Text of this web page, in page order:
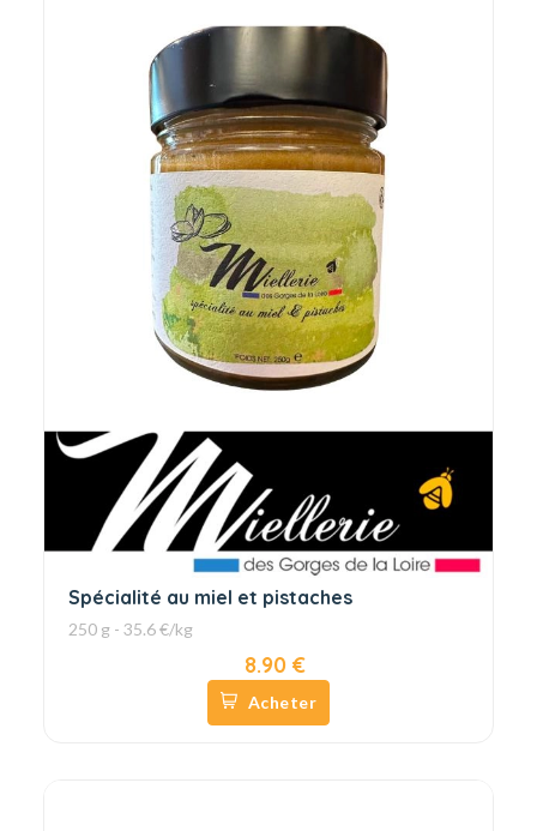
Spécialité au miel et pistaches
250 g - 35.6 €/kg
8.90 €
Acheter